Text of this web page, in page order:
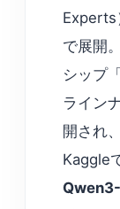
Experts
で展開
シップ
ライン
開され
Kaggle